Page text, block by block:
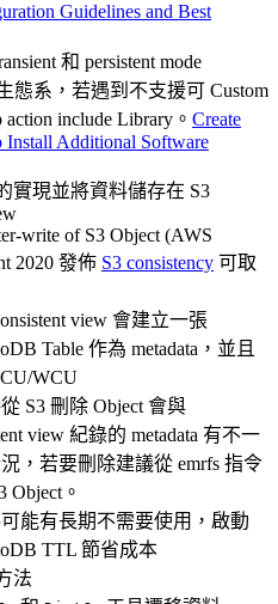
Guidelines and Best
和 persistent mode
態系，若遇到不支援可 Custom
include Library。 Create
Install Additional Software
實現並將資料儲存在 S3
write of S3 Object (AWS
2020 發佈 S3 consistency 可取
view 會建立一張
Table 作為 metadata，並且
WCU
S3 刪除 Object 會與
view 紀錄的 metadata 有不一
，若要刪除建議從 emrfs 指令
Object。
能有長期不需要使用，啟動
TTL 節省成本
法